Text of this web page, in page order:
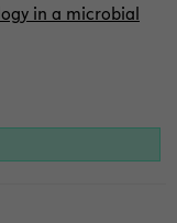
in a microbial